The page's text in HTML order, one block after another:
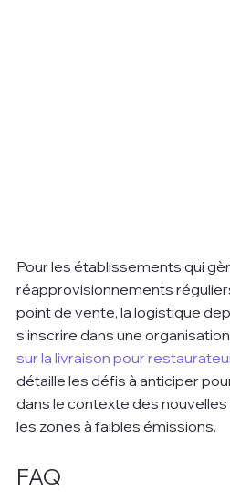
Pour les établissements qui
réapprovisionnements
point de vente, la logistique
s'inscrire dans une
sur la livraison pour
détaille les défis à anticiper
dans le contexte des
les zones à faibles émissions.
FAQ